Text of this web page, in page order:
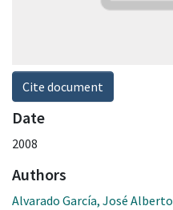
Cite document
Date
2008
Authors
Alvarado García, José Alberto